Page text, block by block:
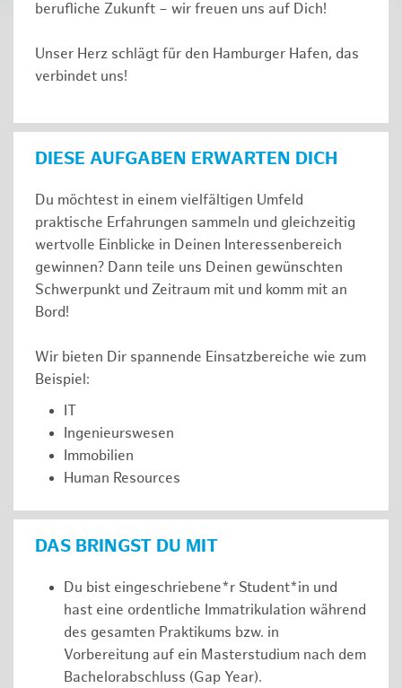
berufliche Zukunft – wir freuen uns auf Dich!
Unser Herz schlägt für den Hamburger Hafen, das
verbindet uns!
DIESE AUFGABEN ERWARTEN DICH
Du möchtest in einem vielfältigen Umfeld
praktische Erfahrungen sammeln und gleichzeitig
wertvolle Einblicke in Deinen Interessenbereich
gewinnen? Dann teile uns Deinen gewünschten
Schwerpunkt und Zeitraum mit und komm mit an
Bord!
Wir bieten Dir spannende Einsatzbereiche wie zum
Beispiel:
IT
Ingenieurswesen
Immobilien
Human Resources
DAS BRINGST DU MIT
Du bist eingeschriebene*r Student*in und
hast eine ordentliche Immatrikulation während
des gesamten Praktikums bzw. in
Vorbereitung auf ein Masterstudium nach dem
Bachelorabschluss (Gap Year).